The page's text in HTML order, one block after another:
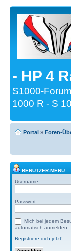
- HP 4
S1000-
1000 R - S
Portal » Foren-
BENUTZER-MENÜ
Username:
Passwort:
Mich bei jedem
automatisch anmelden
Registriere dich jetzt!